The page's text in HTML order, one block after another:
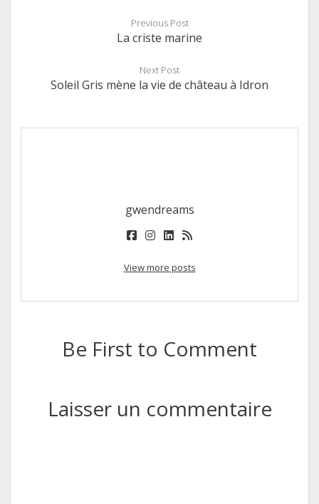
Previous Post
La criste marine
Next Post
Soleil Gris mène la vie de château à Idron
gwendreams
facebook
instagram
linkedin
rss
View more posts
Be First to Comment
Laisser un commentaire